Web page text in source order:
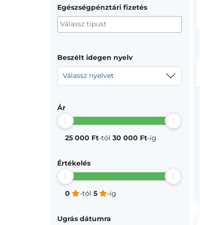
Egészségpénztári fizetés
Beszélt idegen nyelv
Válassz nyelvet
Ár
25 000 Ft-tól 30 000 Ft-ig
Értékelés
0 -tól 5 -ig
Ugrás dátumra